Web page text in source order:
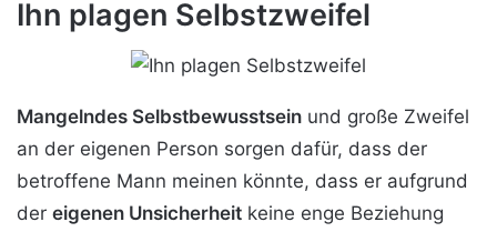
Ihn plagen Selbstzweifel
Mangelndes Selbstbewusstsein und große Zweifel
an der eigenen Person sorgen dafür, dass der
betroffene Mann meinen könnte, dass er aufgrund
der eigenen Unsicherheit keine enge Beziehung